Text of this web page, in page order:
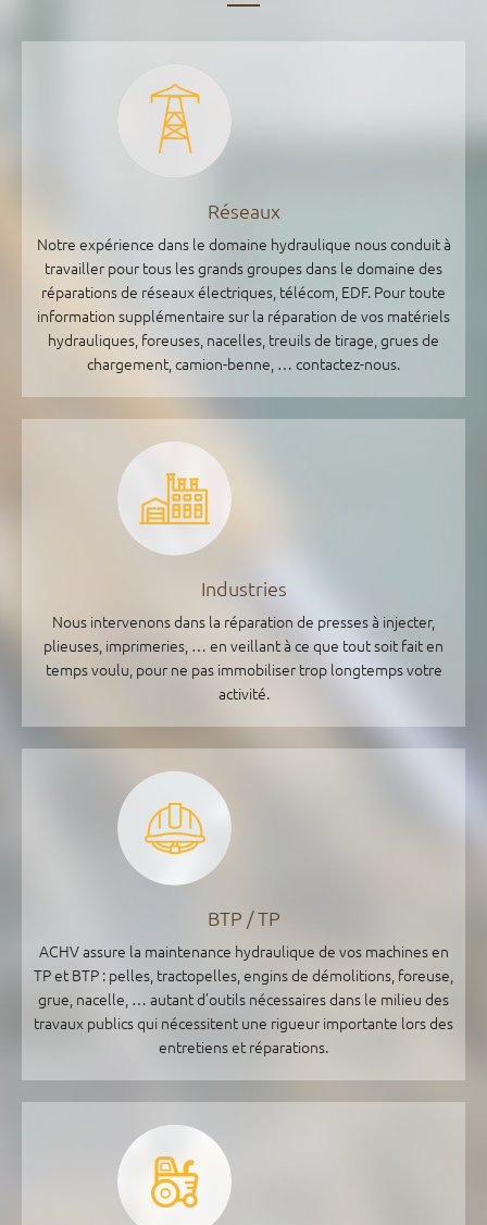
Réseaux
Notre expérience dans le domaine hydraulique nous conduit à
travailler pour tous les grands groupes dans le domaine des
réparations de réseaux électriques, télécom, EDF. Pour toute
information supplémentaire sur la réparation de vos matériels
hydrauliques, foreuses, nacelles, treuils de tirage, grues de
chargement, camion-benne, … contactez-nous.
Industries
Nous intervenons dans la réparation de presses à injecter,
plieuses, imprimeries, … en veillant à ce que tout soit fait en
temps voulu, pour ne pas immobiliser trop longtemps votre
activité.
BTP / TP
ACHV assure la maintenance hydraulique de vos machines en
TP et BTP : pelles, tractopelles, engins de démolitions, foreuse,
grue, nacelle, … autant d’outils nécessaires dans le milieu des
travaux publics qui nécessitent une rigueur importante lors des
entretiens et réparations.